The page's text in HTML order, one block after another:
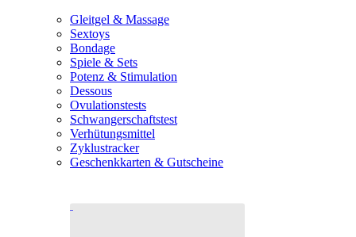
Gleitgel & Massage
Sextoys
Bondage
Spiele & Sets
Potenz & Stimulation
Dessous
Ovulationstests
Schwangerschaftstest
Verhütungsmittel
Zyklustracker
Geschenkkarten & Gutscheine